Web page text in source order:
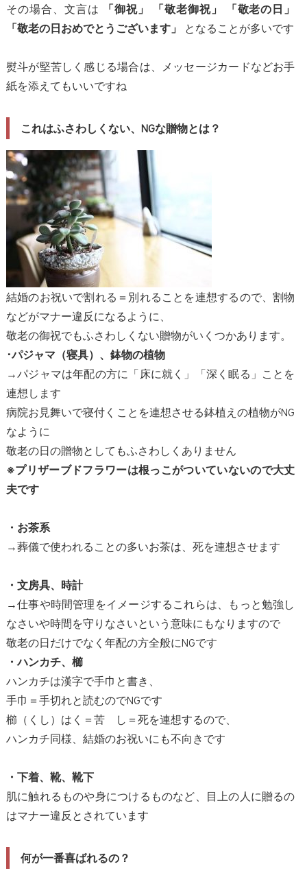
その場合、文言は 「御祝」 「敬老御祝」 「敬老の日」
「敬老の日おめでとうございます」
となることが多いです
熨斗が堅苦しく感じる場合は、メッセージカードなどお手
紙を添えてもいいですね
これはふさわしくない、NGな贈物とは？
結婚のお祝いで割れる＝別れることを連想するので、割物
などがマナー違反になるように、
敬老の御祝でもふさわしくない贈物がいくつかあります。
･パジャマ（寝具）、鉢物の植物
→パジャマは年配の方に「床に就く」「深く眠る」ことを
連想します
病院お見舞いで寝付くことを連想させる鉢植えの植物がNG
なように
敬老の日の贈物としてもふさわしくありません
※プリザーブドフラワーは根っこがついていないので大丈
夫です
・お茶系
→葬儀で使われることの多いお茶は、死を連想させます
・文房具、時計
→仕事や時間管理をイメージするこれらは、もっと勉強し
なさいや時間を守りなさいという意味にもなりますので
敬老の日だけでなく年配の方全般にNGです
・ハンカチ、櫛
ハンカチは漢字で手巾と書き、
手巾＝手切れと読むのでNGです
櫛（くし）はく＝苦 し＝死を連想するので、
ハンカチ同様、結婚のお祝いにも不向きです
・下着、靴、靴下
肌に触れるものや身につけるものなど、目上の人に贈るの
はマナー違反とされています
何が一番喜ばれるの？